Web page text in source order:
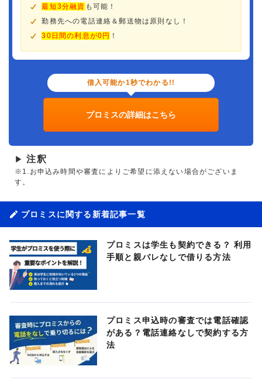
最短3分融資 も可能！
勤務先への電話連絡＆郵送物は原則なし！
30日間の利息が0円 ！
借入可能か1秒でわかる!!
プロミスの詳細はこちら
▶ 注釈
※1.お申込み時間や審査によりご希望に添えない場合がございま
す。
プロミスに関する新着記事一覧
プロミスは学生も契約できる？ 利用
手順と親バレなしで借りる方法
プロミス申込時の審査では電話確認
がある？電話連絡なしで契約する方
法